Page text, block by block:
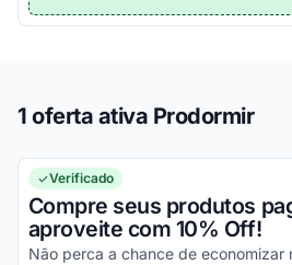
1 oferta ativa Prodormir
Verificado
Compre seus produtos
aproveite com 10% Off!